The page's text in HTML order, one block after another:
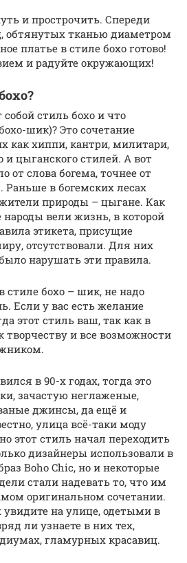
и прострочить. Спереди
обтянутых тканью диаметром
платье в стиле бохо готово!
и радуйте окружающих!
стиль бохо и что
шик)? Это сочетание
как хиппи, кантри, милитари,
и цыганского стилей. А вот
от слова богема, точнее от
Раньше в богемских лесах
природы – цыгане. Как
вели жизнь, в которой
этикета, присущие
отсутствовали. Для них
нарушать эти правила.
стиле бохо – шик, не надо
Если у вас есть желание
этот стиль ваш, так как в
творчеству и все возможности
в 90-х годах, тогда это
зачастую неглаженые,
джинсы, да ещё и
улица всё-таки моду
этот стиль начал переходить
дизайнеры использовали в
Boho Chic, но и некоторые
стали надевать то, что им
оригинальном сочетании.
на улице, одетыми в
ли узнаете в них тех,
гламурных красавиц.